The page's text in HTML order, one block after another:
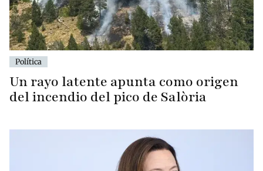
Política
Un rayo latente apunta como origen
del incendio del pico de Salòria